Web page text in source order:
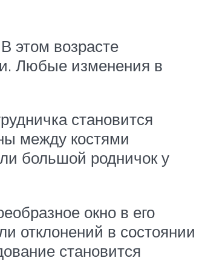
этом возрасте
Любые изменения в
становится
между костями
большой родничок у
окно в его
отклонений в состоянии
становится